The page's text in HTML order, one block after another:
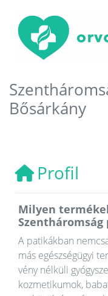
Bősárkány
Profil
Milyen
Szentháromság
A patikákban
más egészségügyi
vény nélküli
kozmetikumok,